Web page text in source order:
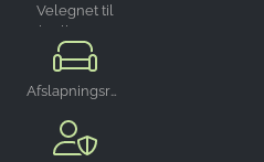
Velegnet til
bryllupper
Afslapningsrum